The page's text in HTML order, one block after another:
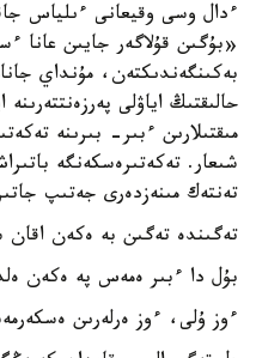
ءدال وسى وقيعانى ءىلياس
«بۇگىن قۇلاگەر جايىن عانا
بەكىنگەندىكتەن، مۇنداي
حالىقتىڭ اياۋلى
مىقتىلارىن ءبىر- بىرىنە
شىعار. تەكەتىرەسكەنگە
تەنتەك مىنەزدەرى جەتىپ
تەگىندە تەگىن بە ەكەن اقان
بۇل دا ءبىر ەمەس پە ەكەن
ءوز ۇلى، ءوز ەرلەرىن